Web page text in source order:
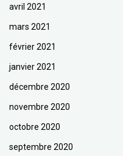
avril 2021
mars 2021
février 2021
janvier 2021
décembre 2020
novembre 2020
octobre 2020
septembre 2020